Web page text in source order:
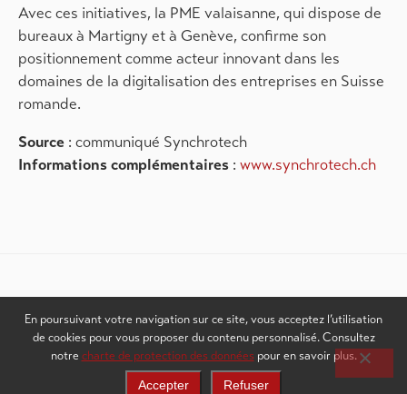
Avec ces initiatives, la PME valaisanne, qui dispose de
bureaux à Martigny et à Genève, confirme son
positionnement comme acteur innovant dans les
domaines de la digitalisation des entreprises en Suisse
romande.
Source : communiqué Synchrotech
Informations complémentaires : www.synchrotech.ch
Voir d'autres actualités
En poursuivant votre navigation sur ce site, vous acceptez l’utilisation
de cookies pour vous proposer du contenu personnalisé. Consultez
notre charte de protection des donnéespour en savoir plus.
Accepter Refuser